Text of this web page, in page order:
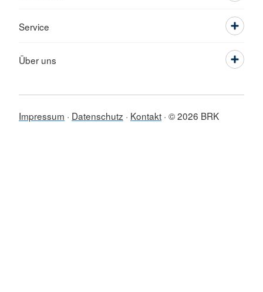
Service
Über uns
Impressum Datenschutz Kontakt © 2026 BRK